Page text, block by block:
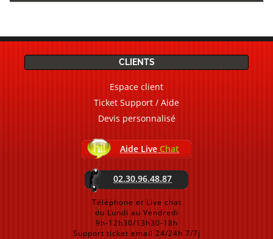
CLIENTS
Espace client
Ticket Support / Aide
Devis personnalisé
Aide Live Chat
02.30.96.48.87
Téléphone et Live chat
du Lundi au Vendredi
9h-12h30/13h30-18h
Support ticket email 24/24h 7/7j